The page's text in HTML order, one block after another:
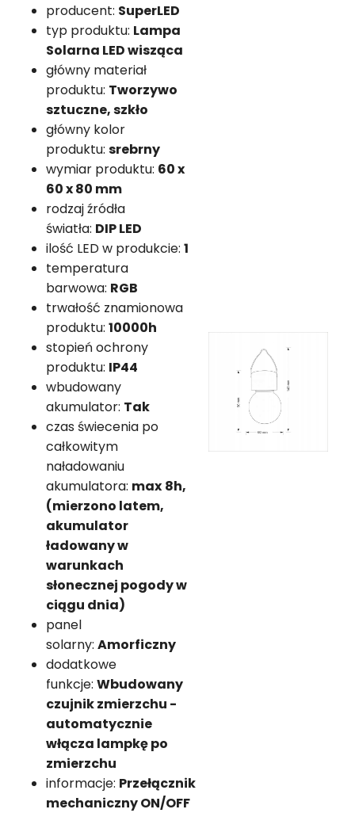
producent: SuperLED
typ produktu: Lampa
Solarna LED wisząca
główny materiał
produktu: Tworzywo
sztuczne, szkło
główny kolor
produktu: srebrny
wymiar produktu: 60 x
60 x 80 mm
rodzaj źródła
światła: DIP LED
ilość LED w produkcie: 1
temperatura
barwowa: RGB
trwałość znamionowa
produktu: 10000h
stopień ochrony
produktu: IP44
wbudowany
akumulator: Tak
czas świecenia po
całkowitym
naładowaniu
akumulatora: max 8h,
(mierzono latem,
akumulator
ładowany w
warunkach
słonecznej pogody w
ciągu dnia)
panel
solarny: Amorficzny
dodatkowe
funkcje: Wbudowany
czujnik zmierzchu -
automatycznie
włącza lampkę po
zmierzchu
informacje: Przełącznik
mechaniczny ON/OFF